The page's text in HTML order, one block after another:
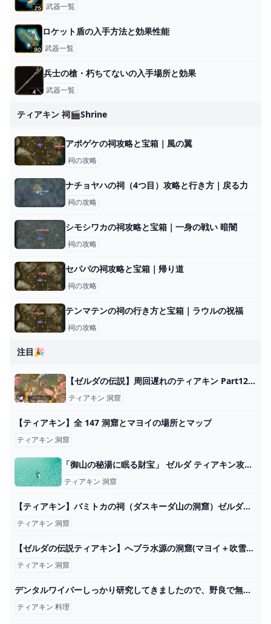
武器一覧
ロケット盾の入手方法と効果性能
武器一覧
兵士の槍・朽ちてないの入手場所と効果
武器一覧
ティアキン 祠🎬shrine
アポゲケの祠攻略と宝箱｜風の翼
祠の攻略
ナチョヤハの祠（4つ目）攻略と行き方｜戻る力
祠の攻略
シモシワカの祠攻略と宝箱｜一身の戦い 暗闇
祠の攻略
セパパの祠攻略と宝箱｜帰り道
祠の攻略
テンマテンの祠の行き方と宝箱｜ラウルの祝福
祠の攻略
注目🎉
【ゼルダの伝説】周回遅れのティアキン Part127【TotK】 - ニコニコ動画
ティアキン 洞窟
【ティアキン】全 147 洞窟とマヨイの場所とマップ
ティアキン 洞窟
「御山の秘湯に眠る財宝」 ゼルダ ティアキン攻略「ミニチャレンジ編」【ゼルダの伝説ティアーズオブザキングダム攻略】 GameGamingGames
ティアキン 洞窟
【ティアキン】バミトカの祠（ダスキーダ山の洞窟）ゼルダの伝説ティアーズオブザキングダム - YouTube
ティアキン 洞窟
【ゼルダの伝説ティアキン】へブラ水源の洞窟(マヨイ＋吹雪のズボン） - YouTube
ティアキン 洞窟
デンタルワイパーしっかり研究してきましたので、野良で無双します！！【スプラトゥーン3/サーモンランNEXTWAVE】 - YouTube
ティアキン 料理